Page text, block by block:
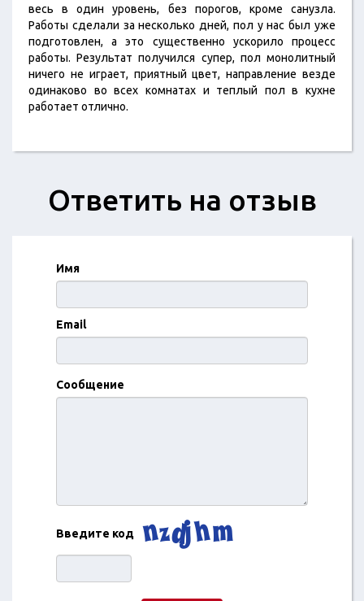
весь в один уровень, без порогов, кроме санузла.
Работы сделали за несколько дней, пол у нас был уже
подготовлен, а это существенно ускорило процесс
работы. Результат получился супер, пол монолитный
ничего не играет, приятный цвет, направление везде
одинаково во всех комнатах и теплый пол в кухне
работает отлично.
Ответить на отзыв
Имя
Email
Сообщение
Введите код